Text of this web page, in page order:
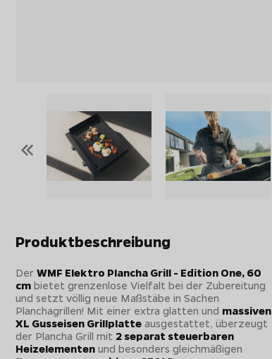
«
Produktbeschreibung
DerWMF Elektro Plancha Grill - Edition One, 60
cm bietet grenzenlose Vielfalt bei der Zubereitung
und setzt völlig neue Maßstäbe in Sachen
Planchagrillen! Mit einer extra glatten und massiven
XL Gusseisen Grillplatte ausgestattet, überzeugt
der Plancha Grill mit 2 separat steuerbaren
Heizelementen und besonders gleichmäßigen